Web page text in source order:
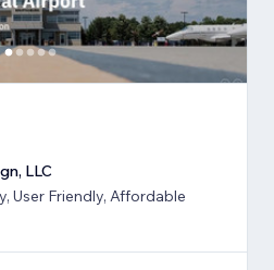
LLC
User Friendly, Affordable